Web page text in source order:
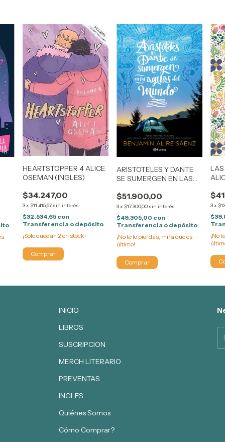
HEARTSTOPPER 4 ALICE
OSEMAN (INGLES)
$34.247,00
3x $11.415,67 sin interés
$32.534,65 con
Transferencia o depósito
¡Solo quedan 2 en stock!
ARISTOTELES Y DANTE
SE SUMERGEN EN LAS
BENJAMIN ALIRE SAENZ
$51.900,00
3x $17.300,00 sin interés
$49.305,00 con
Transferencia o depósito
¡No te lo pierdas, mira que es
último!
3x
¡No
INICIO
LIBROS
SUSCRIPCION
MERCH LITERARIO
PREVENTAS
INGLES
Quiénes Somos
Cómo Comprar?